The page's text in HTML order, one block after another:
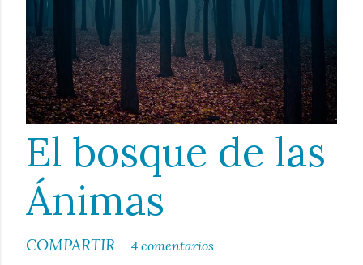
El bosque de las
Ánimas
COMPARTIR 4 comentarios